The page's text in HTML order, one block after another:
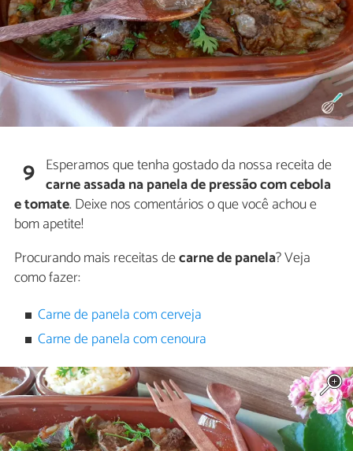
9 Esperamos que tenha gostado da nossa receita de
carne assada na panela de pressão com cebola
e tomate. Deixe nos comentários o que você achou e
bom apetite!
Procurando mais receitas decarne de panela? Veja
como fazer:
Carne de panela com cerveja
Carne de panela com cenoura